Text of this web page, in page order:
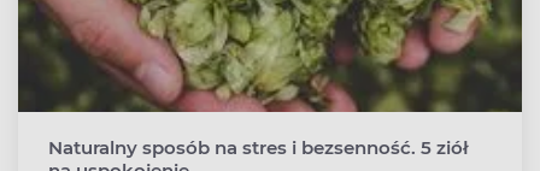
Naturalny sposób na stres i bezsenność. 5 ziół